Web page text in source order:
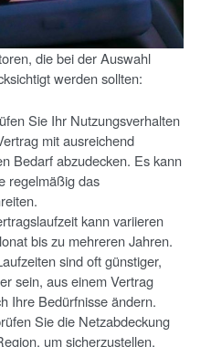
die bei der Auswahl
werden sollten:
Sie Ihr Nutzungsverhalten
mit ausreichend
Bedarf abzudecken. Es kann
regelmäßig das
kann variieren
bis zu mehreren Jahren.
sind oft günstiger,
sein, aus einem Vertrag
Ihre Bedürfnisse ändern.
Sie die Netzabdeckung
um sicherzustellen,